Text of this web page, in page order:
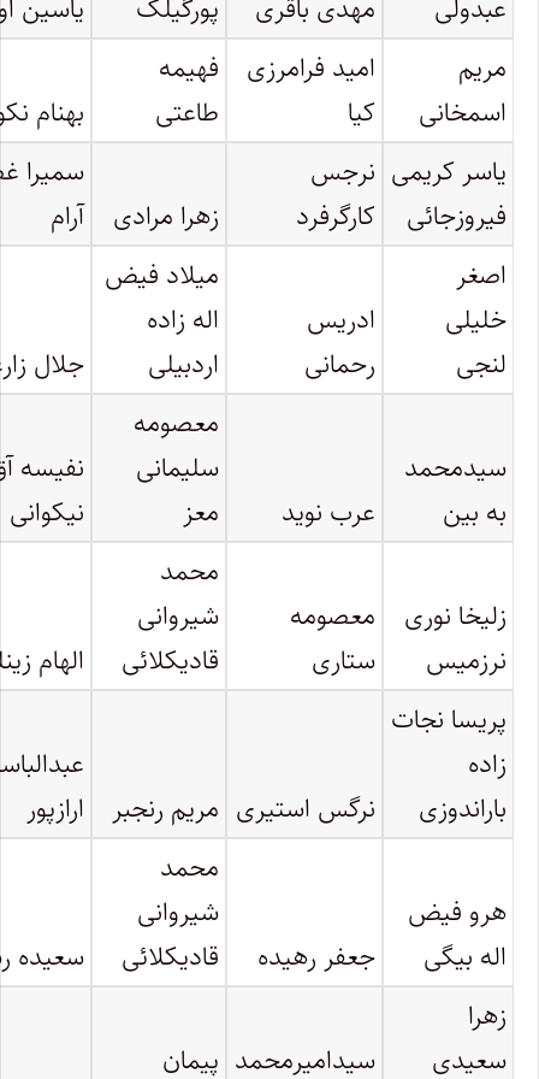
عبدولی
مهدی باقری
پورگیلک
یاسین
مریم
اسمخانی
امید فرامرزی
کیا
فهیمه
طاعتی
بهنام
یاسر کریمی
فیروزجائی
نرجس
کارگرفرد
زهرا مرادی
سمیرا
آرام
اصغر
خلیلی
لنجی
ادریس
رحمانی
میلاد فیض
اله زاده
اردبیلی
جلال
سیدمحمد
به بین
عرب نوید
معصومه
سلیمانی
معز
نفیسه
نیکوانی
زلیخا نوری
نرزمیس
معصومه
ستاری
محمد
شیروانی
قادیکلائی
الهام
پریسا نجات
زاده
باراندوزی
نرگس استیری مریم رنجبر
ارازپور
هرو فیض
اله بیگی
جعفر رهیده
محمد
شیروانی
قادیکلائی
سعیده
زهرا
سعیدی
سیدامیرمحمد پیمان